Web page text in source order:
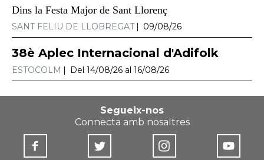
Dins la Festa Major de Sant Llorenç
SANT FELIU DE LLOBREGAT 09/08/26
38è Aplec Internacional d'Adifolk
ESTOCOLM Del 14/08/26 al 16/08/26
Segueix-nos
Connecta amb nosaltres